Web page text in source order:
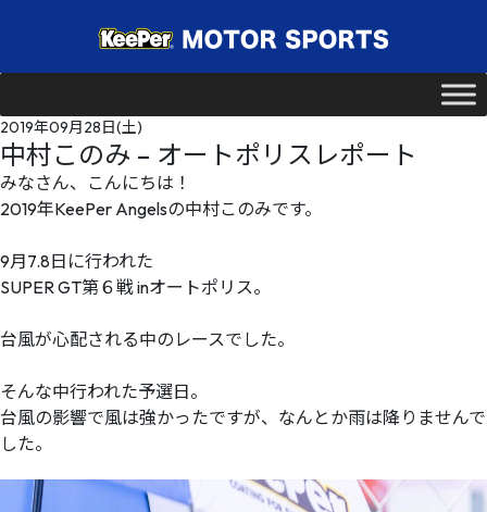
2019年09月28日(土)
中村このみ – オートポリスレポート
みなさん、こんにちは！
2019年KeePer Angelsの中村このみです。
9月7.8日に行われた
SUPER GT第６戦 inオートポリス。
台風が心配される中のレースでした。
そんな中行われた予選日。
台風の影響で風は強かったですが、なんとか雨は降りませんで
した。